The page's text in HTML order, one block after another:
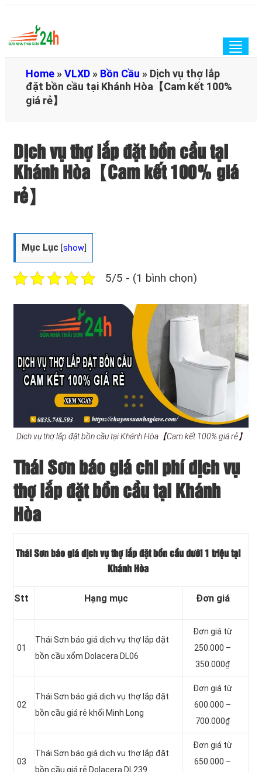
Home »VLXD » Bồn Cầu » Dịch vụ thợ lắp
đặt bồn cầu tại Khánh Hòa【Cam kết 100%
giá rẻ】
Dịch vụ thợ lắp đặt bồn cầu tại
Khánh Hòa【Cam kết 100% giá
rẻ】
Mục Lục [show
5/5 - (1 bình chọn)
Dịch vụ thợ lắp đặt bồn cầu tại Khánh Hòa【Cam kết 100% giá rẻ】
Thái Sơn báo giá chi phí dịch vụ
thợ lắp đặt bồn cầu tại Khánh
Hòa
Thái Sơn báo giá dịch vụ thợ lắp đặt bồn cầu dưới 1 triệu tại
Khánh Hòa
Stt Hạng mục Đơn giá
01
Thái Sơn báo giá dịch vụ thợ lắp đặt
bồn cầu xổm Dolacera DL06
Đơn giá từ
250.000 –
350.000₫
02
Thái Sơn báo giá dịch vụ thợ lắp đặt
bồn cầu giá rẻ khối Minh Long
Đơn giá từ
600.000 –
700.000₫
03
Thái Sơn báo giá dịch vụ thợ lắp đặt
bồn cầu giá rẻ Dolacera DL239
Đơn giá từ
650.000 –